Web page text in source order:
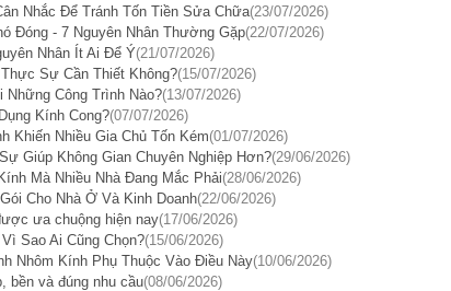
Nhắc Để Tránh Tốn Tiền Sửa Chữa(23/07/2026)
Đóng - 7 Nguyên Nhân Thường Gặp(22/07/2026)
Nhân Ít Ai Để Ý(21/07/2026)
Sự Cần Thiết Không?(15/07/2026)
Công Trình Nào?(13/07/2026)
Kính Cong?(07/07/2026)
Khiến Nhiều Gia Chủ Tốn Kém(01/07/2026)
Giúp Không Gian Chuyên Nghiệp Hơn?(29/06/2026)
Mà Nhiều Nhà Đang Mắc Phải(28/06/2026)
Cho Nhà Ở Và Kinh Doanh(22/06/2026)
ưa chuộng hiện nay(17/06/2026)
Sao Ai Cũng Chọn?(15/06/2026)
Nhôm Kính Phụ Thuộc Vào Điều Này(10/06/2026)
bền và đúng nhu cầu(08/06/2026)